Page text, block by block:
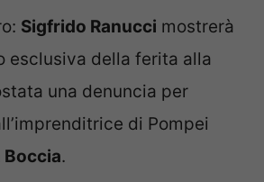
Sigfrido Ranucci mostrerà
esclusiva della ferita alla
una denuncia per
di Pompei
Boccia.